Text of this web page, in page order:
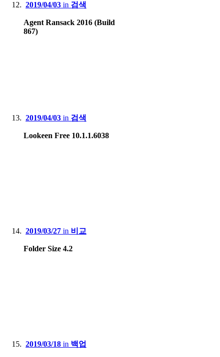
2019/04/03 in 검색
Agent Ransack 2016 (Build
867)
2019/04/03 in 검색
Lookeen Free 10.1.1.6038
2019/03/27 in 비교
Folder Size 4.2
2019/03/18 in 백업